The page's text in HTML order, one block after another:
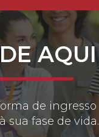
AQUI
de ingresso
sua fase de vida.